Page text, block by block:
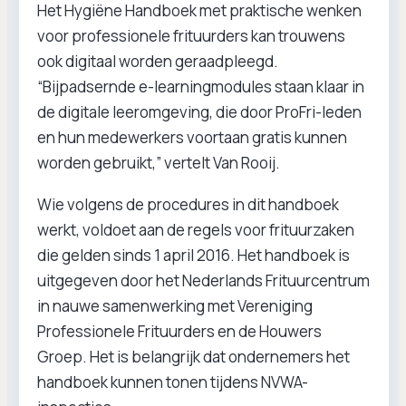
Het Hygiëne Handboek met praktische wenken
voor professionele frituurders kan trouwens
ook digitaal worden geraadpleegd.
“Bijpadsernde e-learningmodules staan klaar in
de digitale leeromgeving, die door ProFri-leden
en hun medewerkers voortaan gratis kunnen
worden gebruikt,” vertelt Van Rooij.
Wie volgens de procedures in dit handboek
werkt, voldoet aan de regels voor frituurzaken
die gelden sinds 1 april 2016. Het handboek is
uitgegeven door het Nederlands Frituurcentrum
in nauwe samenwerking met Vereniging
Professionele Frituurders en de Houwers
Groep. Het is belangrijk dat ondernemers het
handboek kunnen tonen tijdens NVWA-